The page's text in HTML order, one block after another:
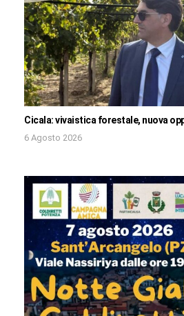
Cicala: vivaistica forestale, nuova
6 Agosto 2026